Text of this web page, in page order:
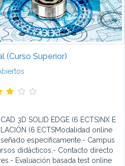
(Curso Superior)
3D SOLID EDGE (6 ECTS)NX E
(6 ECTSModalidad online
específicamente.- Campus
didácticos.- Contacto directo
Evaluación basada test online